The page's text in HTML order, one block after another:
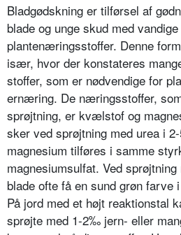
Bladgødskning er tilførsel af
blade og unge skud med
plantenæ­ringsstoffer. Denne
især, hvor der konstate­res
stoffer, som er nødvendige for
ernæring. De næringsstoffer,
sprøjtning, er kvælstof og
sker ved sprøjtning med urea i
magnesium tilføres i samme
mag­nesiumsulfat. Ved
blade ofte få en sund grøn farve
På jord med et højt reaktionstal
sprøjte med 1-2‰ jern- eller